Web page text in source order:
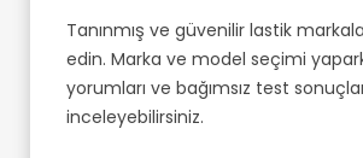
Tanınmış ve güvenilir lastik
edin. Marka ve model seçimi
yorumları ve bağımsız test
inceleyebilirsiniz.